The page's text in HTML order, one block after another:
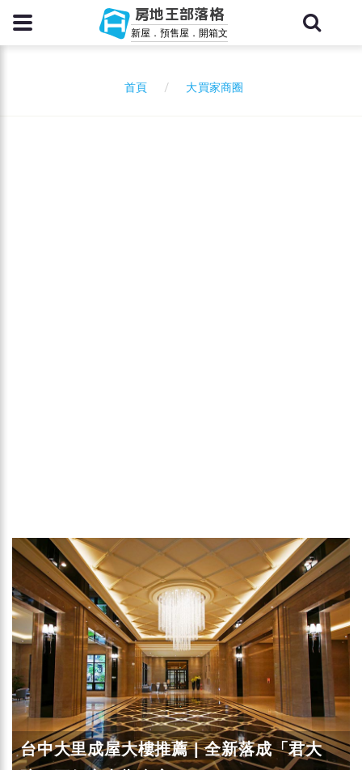
房地王部落格
新屋．預售屋．開箱文
首頁 大買家商圈
台中大里成屋大樓推薦 | 全新落成「君大